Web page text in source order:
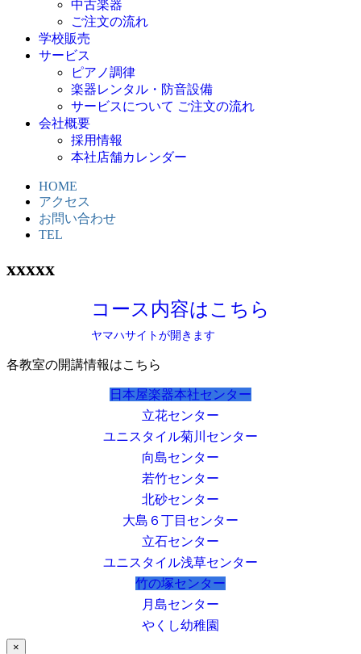
中古楽器
ご注文の流れ
学校販売
サービス
ピアノ調律
楽器レンタル・防音設備
サービスについて ご注文の流れ
会社概要
採用情報
本社店舗カレンダー
HOME
アクセス
お問い合わせ
TEL
xxxxx
コース内容はこちら
ヤマハサイトが開きます
各教室の開講情報はこちら
日本屋楽器本社センター
立花センター
ユニスタイル菊川センター
向島センター
若竹センター
北砂センター
大島６丁目センター
立石センター
ユニスタイル浅草センター
竹の塚センター
月島センター
やくし幼稚園
×